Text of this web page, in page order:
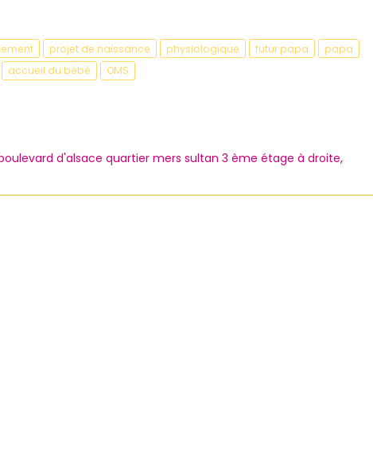
projet de naissance physiologique futur papa
papa
accueil du bébé OMS
boulevard d'alsace quartier mers sultan 3 ème étage à droite,